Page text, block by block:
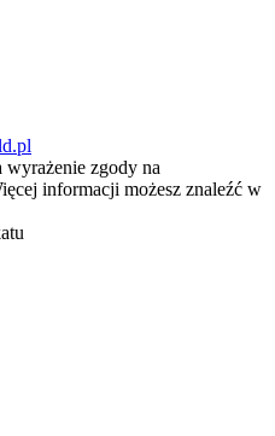
zgody na
informacji możesz znaleźć w